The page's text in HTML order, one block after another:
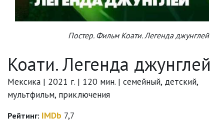
Постер. Фильм Коати. Легенда джунглей
Коати. Легенда джунглей
Мексика | 2021 г. | 120 мин. | семейный, детский,
мультфильм, приключения
Рейтинг: IMDb 7,7